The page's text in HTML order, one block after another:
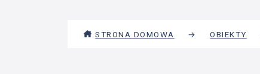
STRONA DOMOWA → OBIEKTY